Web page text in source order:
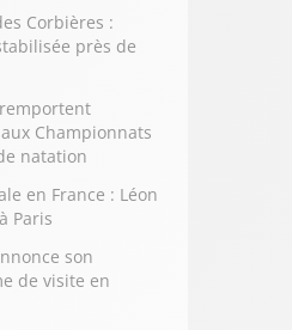
Corbières :
près de
Championnats
natation
en France : Léon
Paris
son
de visite en